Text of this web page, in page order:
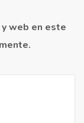
web en este